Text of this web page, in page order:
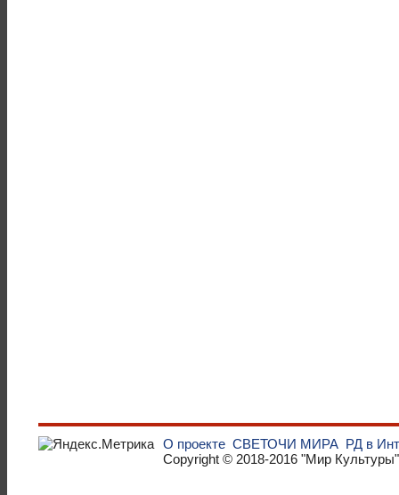
О проекте СВЕТОЧИ МИРА РД в
Copyright © 2018-2016 "Мир Культуры"